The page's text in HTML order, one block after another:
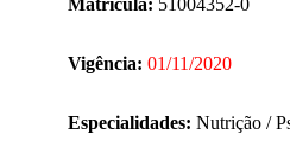
Matrícula: 51004352-0
Vigência: 01/11/2020
Especialidades: Nutrição /